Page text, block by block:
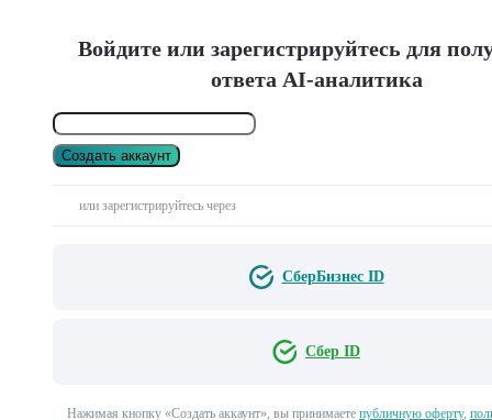
Войдите или зарегистрируйтесь для
ответа AI-аналитика
Создать аккаунт
или зарегистрируйтесь через
СберБизнес ID
Сбер ID
Нажимая кнопку «Создать аккаунт», вы принимаете публичную оферту,